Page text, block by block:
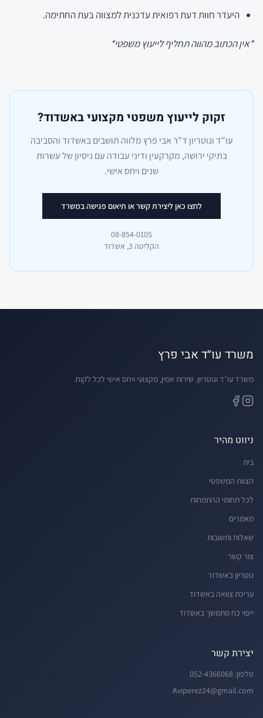
היעדר חוות דעת רפואית עדכנית למצווה בעת החתימה.
*אין הכתוב מהווה תחליף לייעוץ משפטי*
זקוק לייעוץ משפטי מקצועי באשדוד?
עו"ד ונוטריון ד"ר אבי פרץ מלווה תושבים באשדוד והסביבה
בתיקי ירושה, מקרקעין ודיני עבודה עם ניסיון של עשרות
שנים ויחס אישי.
לחצו כאן ליצירת קשר או תיאום פגישה במשרד
08-854-0105
הקליטה 3, אשדוד
משרד עו״ד אבי פרץ
משרד עו״ד ונוטריון. שירות אמין, מקצועי ויחס אישי לכל לקוח.
ניווט מהיר
בית
הצוות המשפטי
לכל תחומי ההתמחות
מאמרים
שאלות ותשובות
צור קשר
נוטריון באשדוד
עריכת צוואה באשדוד
ייפוי כח מתמשך באשדוד
יצירת קשר
טלפון: 052-4366068
Aviperez24@gmail.com